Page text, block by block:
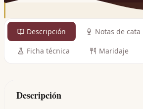
Descripción Notas de cata
Ficha técnica Maridaje
Descripción